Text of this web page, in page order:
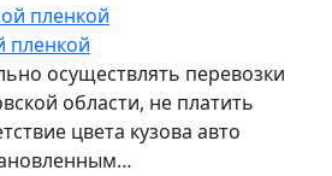
пленкой
осуществлять перевозки
области, не платить
цвета кузова авто